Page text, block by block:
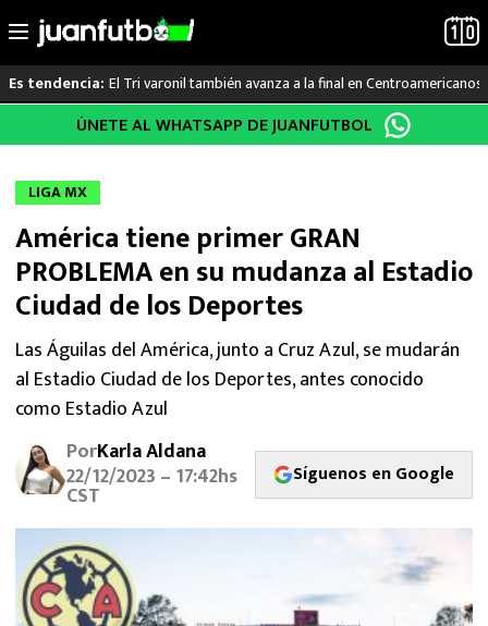
al
Es tendencia: El Tri varonil también avanza a la final en Centroamericanos
LO ÚLTIMO
LIGA MX
RAYADOS
PUMAS
ATLANTE
SELECCIÓN MEXICANA
FUTBOL INTERNACIONAL
MEXICANOS EN EL EXTRANJERO
FUTBOL ESTUFA
FÓRMULA 1
ÚNETE AL WHATSAPP DE JUANFUTBOL
LIGA MX
América tiene primer GRAN
PROBLEMA en su mudanza al Estadio
Ciudad de los Deportes
Las Águilas del América, junto a Cruz Azul, se mudarán
al Estadio Ciudad de los Deportes, antes conocido
como Estadio Azul
PorKarla Aldana
22/12/2023 – 17:42hs
CST
Síguenos en Google